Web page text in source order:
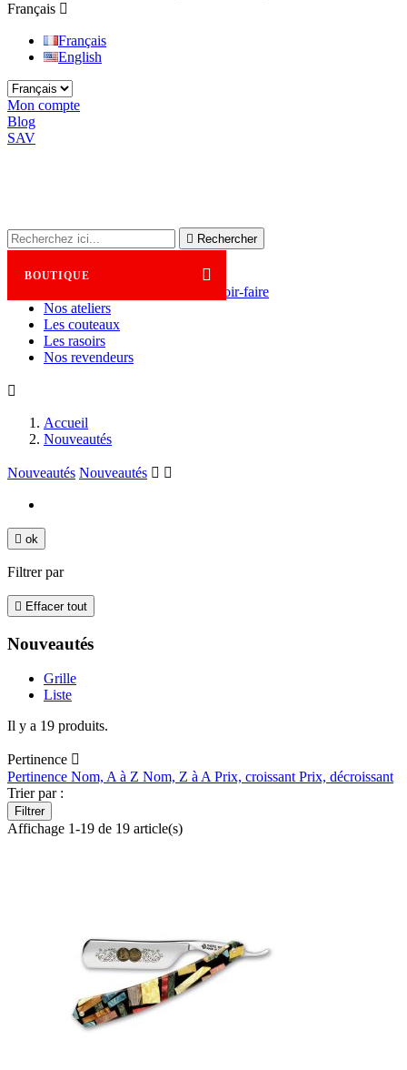
Français 
Français
English
Mon compte
Blog
SAV
 Rechercher

BOUTIQUE
Savoir-faire
Nos ateliers
Les couteaux
Les rasoirs
Nos revendeurs

Accueil
Nouveautés
Nouveautés Nouveautés  
 ok
Filtrer par
 Effacer tout
Nouveautés
Grille
Liste
Il y a 19 produits.
Pertinence 
Pertinence Nom, A à Z Nom, Z à APrix, croissantPrix, décroissant
Trier par :
Filtrer
Affichage 1-19 de 19 article(s)